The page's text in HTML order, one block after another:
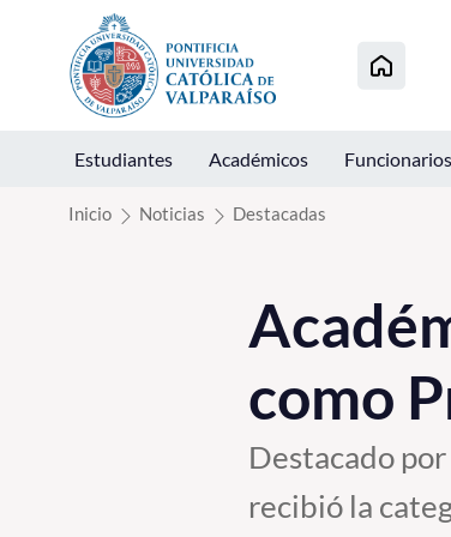
Click acá para ir directamente al contenido
Estudiantes Académicos Funcionarios
Inicio Noticias Destacadas
como
Destacado
recibió la